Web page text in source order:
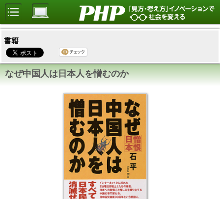
書籍
なぜ中国人は日本人を憎むのか